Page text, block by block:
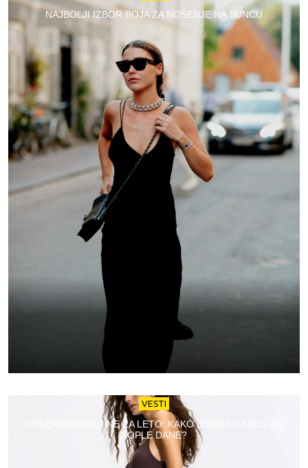
NAJBOLJI IZBOR BOJA ZA NOŠENJE NA SUNCU
VESTI
RESERVED HALJINE ZA LETO: KAKO IZABRATI KROJ ZA
TOPLE DANE?